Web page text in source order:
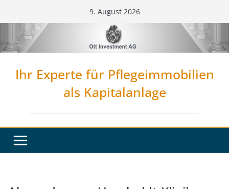
Inhalt
springen
9. August 2026
Ihr Experte für Pflegeimmobilien
als Kapitalanlage